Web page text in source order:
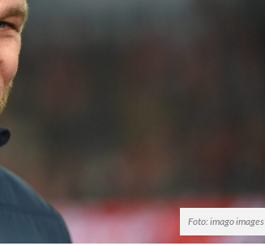
Foto: imago images